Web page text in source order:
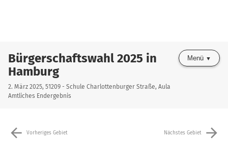
Bürgerschaftswahl 2025 in
Hamburg
2. März 2025, 51209 - Schule Charlottenburger Straße, Aula
Amtliches Endergebnis
Menü
arrow_back Vorheriges Gebiet Nächstes Gebiet arrow_forward